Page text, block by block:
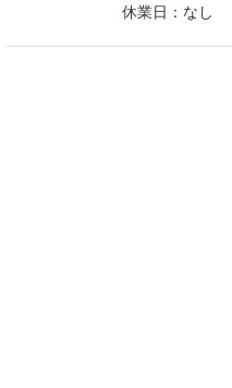
休業日：なし